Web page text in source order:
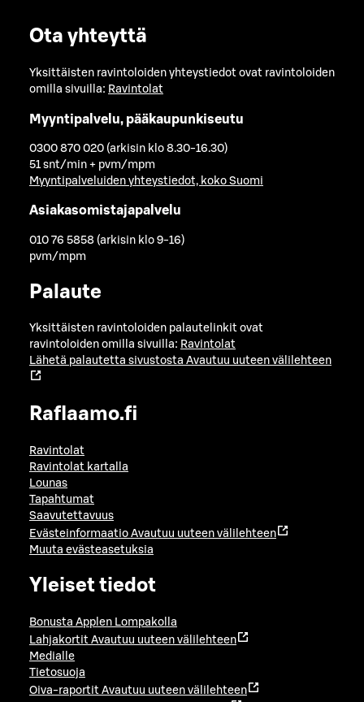
Ota yhteyttä
Yksittäisten ravintoloiden yhteystiedot ovat ravintoloiden
omilla sivuilla: Ravintolat
Myyntipalvelu, pääkaupunkiseutu
0300 870 020 (arkisin klo 8.30-16.30)
51 snt/min + pvm/mpm
Myyntipalveluiden yhteystiedot, koko Suomi
Asiakasomistajapalvelu
010 76 5858 (arkisin klo 9-16)
pvm/mpm
Palaute
Yksittäisten ravintoloiden palautelinkit ovat
ravintoloiden omilla sivuilla: Ravintolat
Lähetä palautetta sivustosta Avautuu uuteen välilehteen
Raflaamo.fi
Ravintolat
Ravintolat kartalla
Lounas
Tapahtumat
Saavutettavuus
Evästeinformaatio Avautuu uuteen välilehteen
Muuta evästeasetuksia
Yleiset tiedot
Bonusta Applen Lompakolla
Lahjakortit Avautuu uuteen välilehteen
Medialle
Tietosuoja
Oiva-raportit Avautuu uuteen välilehteen